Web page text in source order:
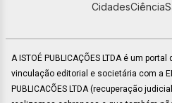
CidadesCiência
A ISTOÉ PUBLICAÇÕES LTDA é um
vinculação editorial e societária com a
PUBLICACÕES LTDA (recuperação